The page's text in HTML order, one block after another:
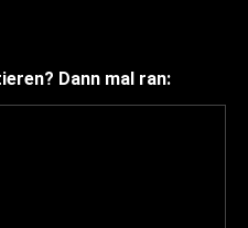
Dann mal ran: